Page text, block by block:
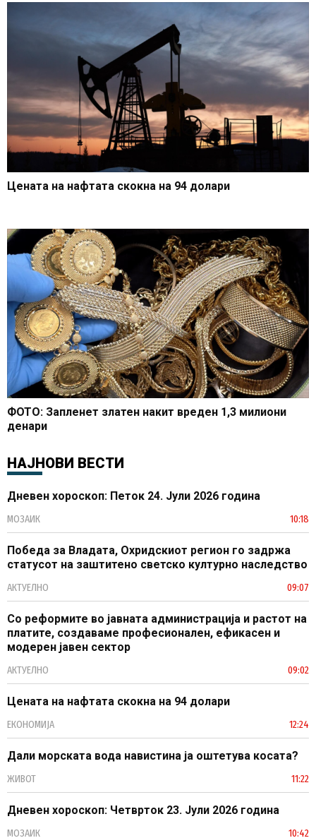
Цената на нафтата скокна на 94 долари
ФОТО: Запленет златен накит вреден 1,3 милиони
денари
НАЈНОВИ ВЕСТИ
Дневен хороскоп: Петок 24. Јули 2026 година
МОЗАИК 10:18
Победа за Владата, Охридскиот регион го задржа
статусот на заштитено светско културно наследство
АКТУЕЛНО 09:07
Со реформите во јавната администрација и растот на
платите, создаваме професионален, ефикасен и
модерен јавен сектор
АКТУЕЛНО 09:02
Цената на нафтата скокна на 94 долари
ЕКОНОМИЈА 12:24
Дали морската вода навистина ја оштетува косата?
ЖИВОТ 11:22
Дневен хороскоп: Четврток 23. Јули 2026 година
МОЗАИК 10:42